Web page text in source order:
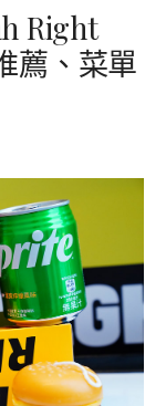
Right
薦、菜單